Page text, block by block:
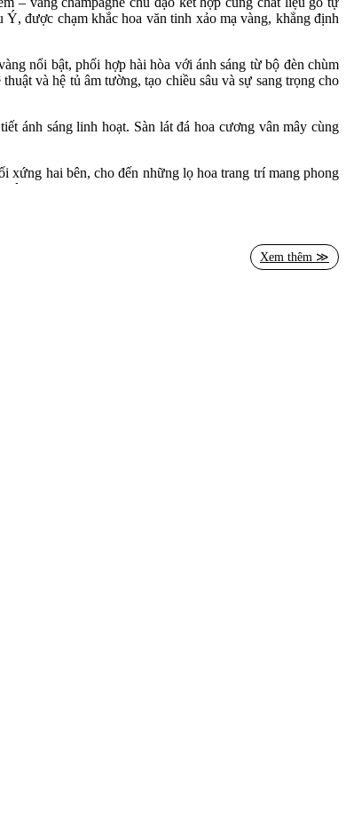
được chạm khắc hoa văn tinh xảo mạ vàng, khẳng định
nổi bật, phối hợp hài hòa với ánh sáng từ bộ đèn chùm
và hệ tủ âm tường, tạo chiều sâu và sự sang trọng cho
ánh sáng linh hoạt. Sàn lát đá hoa cương vân mây cùng
xứng hai bên, cho đến những lọ hoa trang trí mang phong
Xem thêm ≫